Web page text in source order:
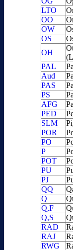
LTO
OO
OW
OS
OH
PAL
Aud
PAS
PS
AFG
PED
SLM
POR
PO
P
POT
PU
PJ
QQ
Q
Q,F
Q,S
RAD
RAJ
RWG